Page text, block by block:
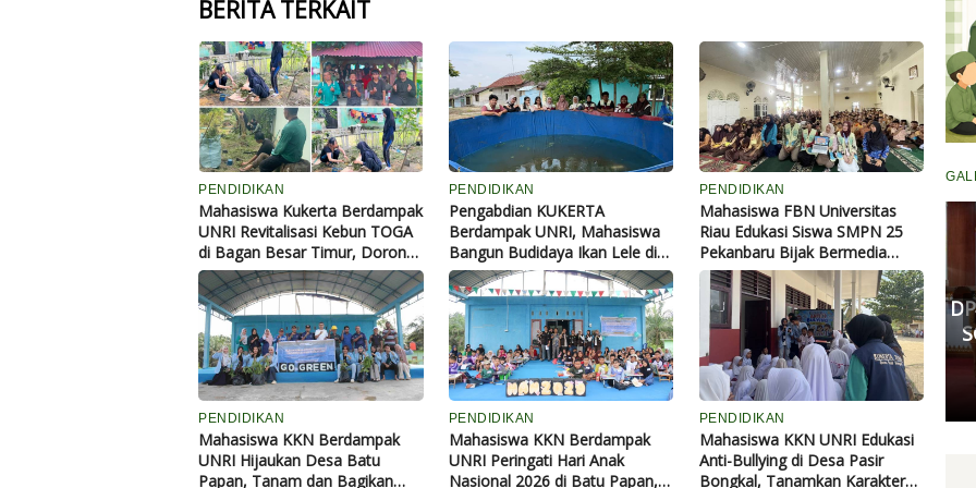
BERITA TERKAIT
PENDIDIKAN
Mahasiswa Kukerta Berdampak
UNRI Revitalisasi Kebun TOGA
di Bagan Besar Timur, Dorong
Pemanfaatan Tanaman Obat
Keluarga
PENDIDIKAN
Pengabdian KUKERTA
Berdampak UNRI, Mahasiswa
Bangun Budidaya Ikan Lele di
Desa Kenantan, Dukung
Ketahanan Pangan dan
Ekonomi Masyarakat
PENDIDIKAN
Mahasiswa FBN Universitas
Riau Edukasi Siswa SMPN 25
Pekanbaru Bijak Bermedia
Digital
PENDIDIKAN
Mahasiswa KKN Berdampak
UNRI Hijaukan Desa Batu
Papan, Tanam dan Bagikan
PENDIDIKAN
Mahasiswa KKN Berdampak
UNRI Peringati Hari Anak
Nasional 2026 di Batu Papan,
PENDIDIKAN
Mahasiswa KKN UNRI Edukasi
Anti-Bullying di Desa Pasir
Bongkal, Tanamkan Karakter
Komisi III DPRD Pekanbaru
Fasilitasi Mediasi Dugaan
Kekerasan Murid di SDN 181,
Kedua Pihak Mulai Sepakat
Damai
Senin, 11 Mei 2026 17:53 WIB